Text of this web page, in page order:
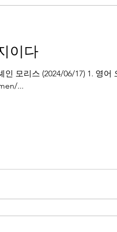
이다
모리스 (2024/06/17) 1. 영어
...